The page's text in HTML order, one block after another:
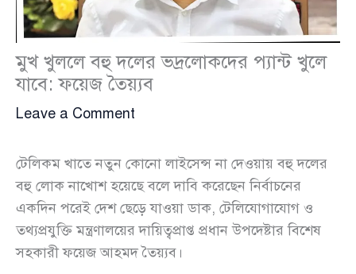
মুখ খুললে বহু দলের ভদ্রলোকদের প্যান্ট খুলে
যাবে: ফয়েজ তৈয়্যব
Leave a Comment
টেলিকম খাতে নতুন কোনো লাইসেন্স না দেওয়ায় বহু দলের
বহু লোক নাখোশ হয়েছে বলে দাবি করেছেন নির্বাচনের
একদিন পরেই দেশ ছেড়ে যাওয়া ডাক, টেলিযোগাযোগ ও
তথ্যপ্রযুক্তি মন্ত্রণালয়ের দায়িত্বপ্রাপ্ত প্রধান উপদেষ্টার বিশেষ
সহকারী ফয়েজ আহমদ তৈয়্যব।